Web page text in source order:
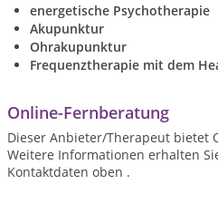
energetische Psychotherapie
Akupunktur
Ohrakupunktur
Frequenztherapie mit dem
Online-Fernberatung
Dieser Anbieter/Therapeut bietet
Weitere Informationen erhalten
Kontaktdaten oben .